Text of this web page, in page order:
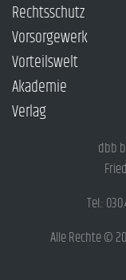
Rechtsschutz
Vorsorgewerk
Vorteilswelt
Akademie
Verlag
dbb
Tel.:
Alle Rechte ©